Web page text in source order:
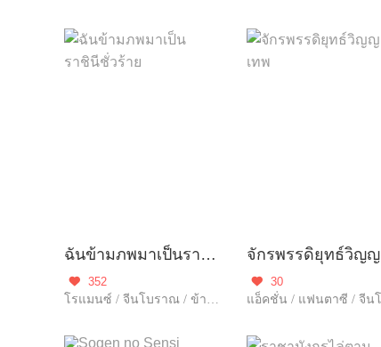
ฉันข้ามภพมาเป็นราชินีชั่วร้าย

352
โรแมนซ์ / จีนโบราณ / ข้ามภพ

30